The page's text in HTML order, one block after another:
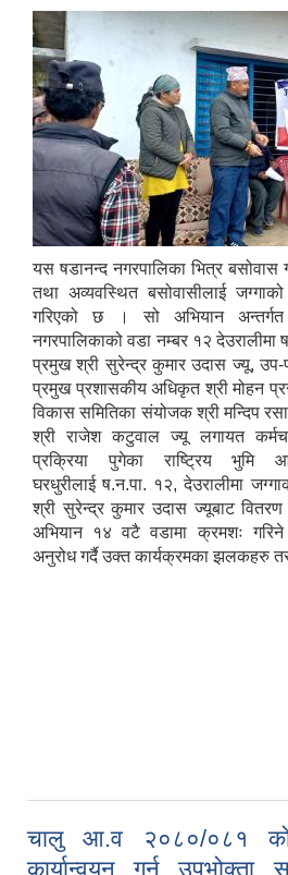
यस षडानन्द नगरपालिका भित्र बसोवास
तथा अव्यवस्थित बसोवासीलाई
गरिएको छ । सो अभियान अन्तर्गत
नगरपालिकाको वडा नम्बर १२ देउरालीमा
प्रमुख श्री सुरेन्द्र कुमार उदास ज्यू, उप-
प्रमुख प्रशासकीय अधिकृत श्री मोहन
विकास समितिका संयोजक श्री मन्दिप
श्री राजेश कटुवाल ज्यू लगायत
प्रक्रिया पुगेका राष्ट्रिय भुमि
घरधुरीलाई ष.न.पा. १२, देउरालीमा
श्री सुरेन्द्र कुमार उदास ज्यूबाट
अभियान १४ वटै वडामा क्रमशः गरिने
अनुरोध गर्दै उक्त कार्यक्रमका झलकहरु
चालु आ.व‍ २०८०/०८१ को
कार्यान्वयन गर्न उपभोक्ता